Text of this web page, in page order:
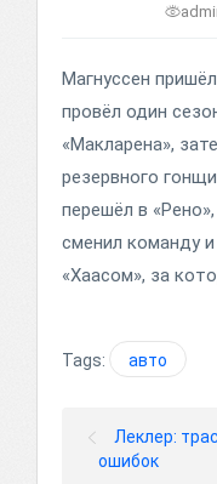
Магнуссен
провёл один
«Макларена»,
резервного
перешёл в
сменил команду
«Хаасом», за
Tags: авто
Леклер:
ошибок